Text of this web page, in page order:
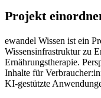
Projekt
ewandel Wissen ist ein
Wissensinfrastruktur zu
Ernährungstherapie.
Inhalte für
KI-gestützte